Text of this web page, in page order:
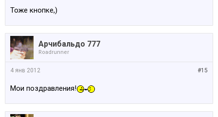
Тоже кнопке,)
Арчибальдо 777
Roadrunner
#15
4 янв 2012
Мои поздравления!